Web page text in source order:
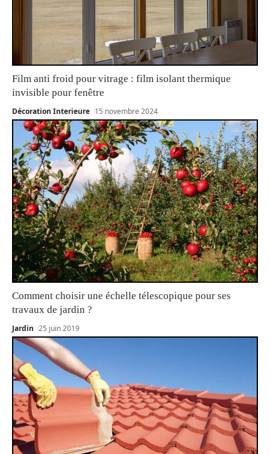
Film anti froid pour vitrage : film isolant thermique
invisible pour fenêtre
Décoration Interieure 15 novembre 2024
Comment choisir une échelle télescopique pour ses
travaux de jardin ?
Jardin 25 juin 2019